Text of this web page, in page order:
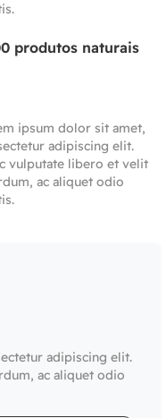
produtos naturais
ipsum dolor sit amet,
adipiscing elit.
vulputate libero et velit
ac aliquet odio
adipiscing elit.
ac aliquet odio